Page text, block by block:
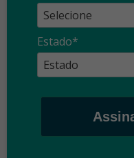
Estado*